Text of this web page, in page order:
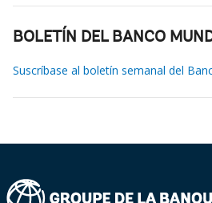
BOLETÍN DEL BANCO
Suscríbase al boletín semanal del